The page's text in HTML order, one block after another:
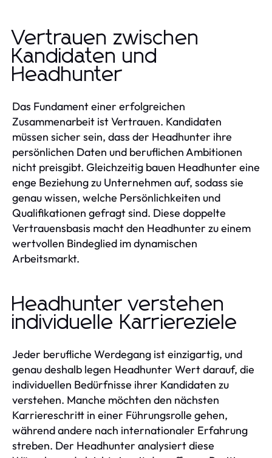
Vertrauen zwischen
Kandidaten und
Headhunter
Das Fundament einer erfolgreichen
Zusammenarbeit ist Vertrauen. Kandidaten
müssen sicher sein, dass der Headhunter ihre
persönlichen Daten und beruflichen Ambitionen
nicht preisgibt. Gleichzeitig bauen Headhunter eine
enge Beziehung zu Unternehmen auf, sodass sie
genau wissen, welche Persönlichkeiten und
Qualifikationen gefragt sind. Diese doppelte
Vertrauensbasis macht den Headhunter zu einem
wertvollen Bindeglied im dynamischen
Arbeitsmarkt.
Headhunter verstehen
individuelle Karriereziele
Jeder berufliche Werdegang ist einzigartig, und
genau deshalb legen Headhunter Wert darauf, die
individuellen Bedürfnisse ihrer Kandidaten zu
verstehen. Manche möchten den nächsten
Karriereschritt in einer Führungsrolle gehen,
während andere nach internationaler Erfahrung
streben. Der Headhunter analysiert diese